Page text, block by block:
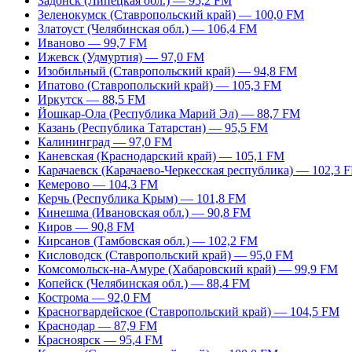
Зеленокумск (Ставропольский край) — 100,0 FM
Златоуст (Челябинская обл.) — 106,4 FM
Иваново — 99,7 FM
Ижевск (Удмуртия) — 97,0 FM
Изобильный (Ставропольский край) — 94,8 FM
Ипатово (Ставропольский край) — 105,3 FM
Иркутск — 88,5 FM
Йошкар-Ола (Республика Марий Эл) — 88,7 FM
Казань (Республика Татарстан) — 95,5 FM
Калининград — 97,0 FM
Каневская (Краснодарский край) — 105,1 FM
Карачаевск (Карачаево-Черкесская республика) — 102,3
Кемерово — 104,3 FM
Керчь (Республика Крым) — 101,8 FM
Кинешма (Ивановская обл.) — 90,8 FM
Киров — 90,8 FM
Кирсанов (Тамбовская обл.) — 102,2 FM
Кисловодск (Ставропольский край) — 95,0 FM
Комсомольск-на-Амуре (Хабаровский край) — 99,9 FM
Копейск (Челябинская обл.) — 88,4 FM
Кострома — 92,0 FM
Красногвардейское (Ставропольский край) — 104,5 FM
Краснодар — 87,9 FM
Красноярск — 95,4 FM